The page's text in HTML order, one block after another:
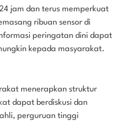
jam dan terus memperkuat
ribuan sensor di
peringatan dini dapat
kepada masyarakat.
menerapkan struktur
dapat berdiskusi dan
perguruan tinggi